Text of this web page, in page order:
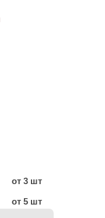
от 3 шт
от 5 шт